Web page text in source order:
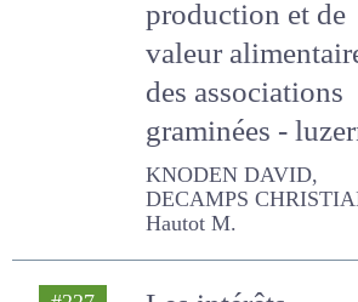
potentialités de
production et de
valeur alimentaire
des associations
graminées -
luzerne